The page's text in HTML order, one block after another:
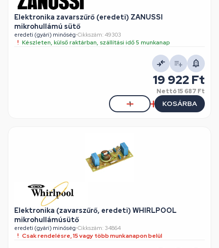
Elektronika zavarszűrő (eredeti) ZANUSSI
mikrohullámú sütő
eredeti (gyári) minőség•Cikkszám: 49303
Készleten, külső raktárban, szállítási idő 5 munkanap
19 922 Ft
Nettó15 687 Ft
KOSÁRBA
Elektronika (zavarszűrő, eredeti) WHIRLPOOL
mikrohullámúsütő
eredeti (gyári) minőség•Cikkszám: 34864
Csak rendelésre, 15 vagy több munkanapon belül